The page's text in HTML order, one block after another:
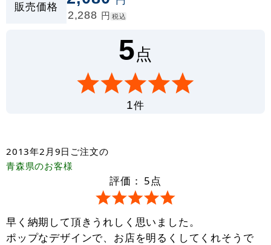
販売価格
2,288 円 税込
5点
1件
2013年2月9日 ご注文の
青森県のお客様
評価： 5点
早く納期して頂きうれしく思いました。
ポップなデザインで、お店を明るくしてくれそうで